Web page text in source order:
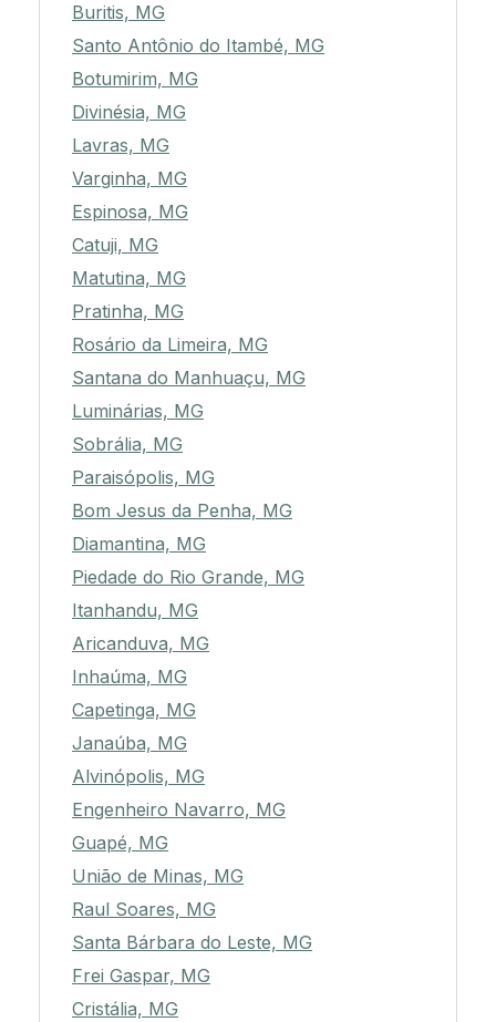
Buritis, MG
Santo Antônio do Itambé, MG
Botumirim, MG
Divinésia, MG
Lavras, MG
Varginha, MG
Espinosa, MG
Catuji, MG
Matutina, MG
Pratinha, MG
Rosário da Limeira, MG
Santana do Manhuaçu, MG
Luminárias, MG
Sobrália, MG
Paraisópolis, MG
Bom Jesus da Penha, MG
Diamantina, MG
Piedade do Rio Grande, MG
Itanhandu, MG
Aricanduva, MG
Inhaúma, MG
Capetinga, MG
Janaúba, MG
Alvinópolis, MG
Engenheiro Navarro, MG
Guapé, MG
União de Minas, MG
Raul Soares, MG
Santa Bárbara do Leste, MG
Frei Gaspar, MG
Cristália, MG